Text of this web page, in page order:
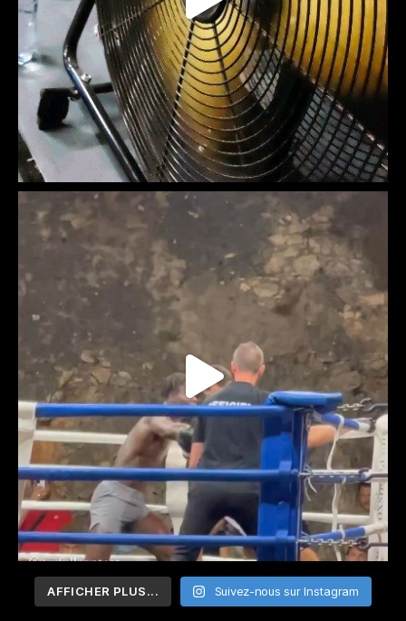
AFFICHER PLUS... Suivez-nous sur Instagram